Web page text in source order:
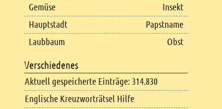
Gemüse
Insekt
Hauptstadt
Papstname
Laubbaum
Obst
Verschiedenes
Aktuell gespeicherte Einträge: 314.830
Englische Kreuzworträtsel Hilfe